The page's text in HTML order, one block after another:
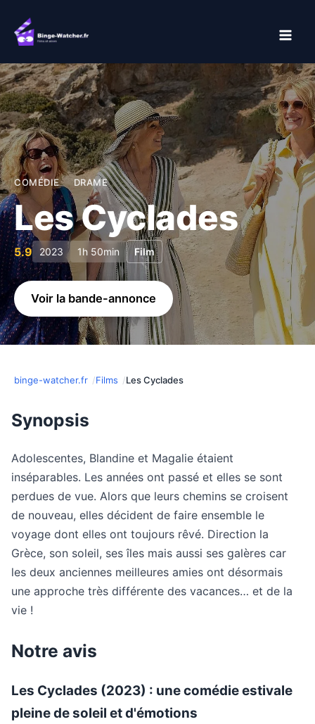
contenu
COMÉDIE DRAME
Les Cyclades
5.9 2023 1h 50min Film
Voir la bande-annonce
binge-watcher.fr Films Les Cyclades
Synopsis
Adolescentes, Blandine et Magalie étaient
inséparables. Les années ont passé et elles se sont
perdues de vue. Alors que leurs chemins se croisent
de nouveau, elles décident de faire ensemble le
voyage dont elles ont toujours rêvé. Direction la
Grèce, son soleil, ses îles mais aussi ses galères car
les deux anciennes meilleures amies ont désormais
une approche très différente des vacances… et de la
vie !
Notre avis
Les Cyclades (2023) : une comédie estivale
pleine de soleil et d'émotions